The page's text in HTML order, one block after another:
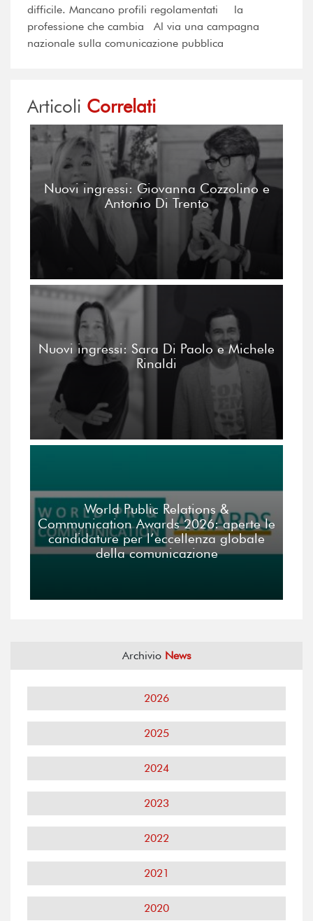
difficile. Mancano profili regolamentati la
professione che cambia Al via una campagna
nazionale sulla comunicazione pubblica
Articoli Correlati
Nuovi ingressi: Giovanna Cozzolino e
Antonio Di Trento
Nuovi ingressi: Sara Di Paolo e Michele
Rinaldi
World Public Relations &
Communication Awards 2026: aperte le
candidature per l’eccellenza globale
della comunicazione
Archivio News
2026
2025
2024
2023
2022
2021
2020